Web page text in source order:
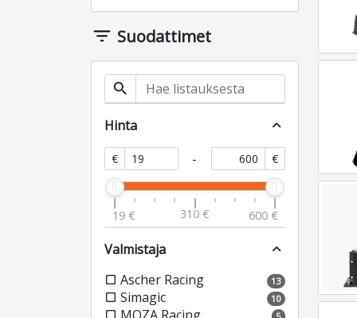
filter_list Suodattimet
search
Hinta expand_less
€ - €
19 € 310 € 600 €
Valmistaja expand_less
check_box_outline_blank Ascher Racing 13
check_box_outline_blank Simagic 10
check_box_outline_blank